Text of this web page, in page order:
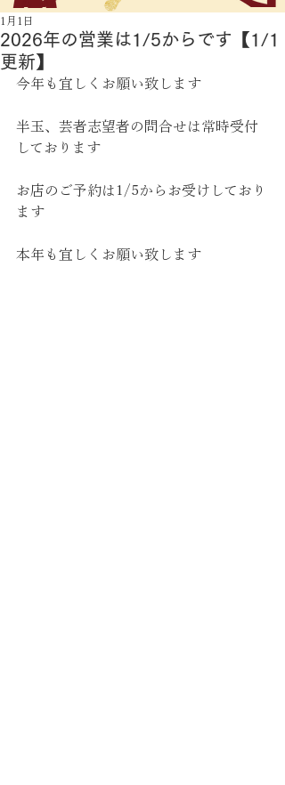
2026年の営業は1/5からです【1/1
更新】
1月1日
今年も宜しくお願い致します
半玉、芸者志望者の問合せは常時受付
しております
お店のご予約は1/5からお受けしており
ます
本年も宜しくお願い致します